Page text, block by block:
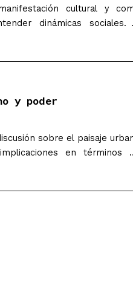
cultural y
dinámicas sociales.
de caso
y poder
sobre el paisaje
en términos
sobre la estética